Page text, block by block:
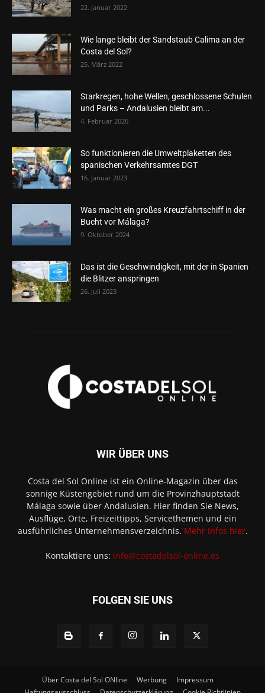
22. Januar 2022
Wie lange bleibt der Sandstaub Calima an der
Costa del Sol?
25. März 2022
Starkregen, hohe Wellen, geschlossene Schulen
und Parks – Andalusien bleibt am...
4. Februar 2026
So funktionieren die Umweltplaketten des
spanischen Verkehrsamtes DGT
16. Januar 2023
Was macht ein großes Kreuzfahrtschiff in der
Bucht vor Málaga?
9. Oktober 2024
Das ist die Geschwindigkeit, mit der in Spanien
die Blitzer anspringen
26. Juli 2023
WIR ÜBER UNS
Costa del Sol Online ist ein Online-Magazin über das
sonnige Küstengebiet rund um die Provinzhauptstadt
Málaga sowie über Andalusien. Hier finden Sie News,
Ausflüge, Orte, Freizeittipps, Servicethemen und ein
ausführliches Unternehmensverzeichnis. Mehr Infos hier.
Kontaktiere uns: info@costadelsol-online.es
FOLGEN SIE UNS
Über Costa del Sol ONline Werbung
Impressum